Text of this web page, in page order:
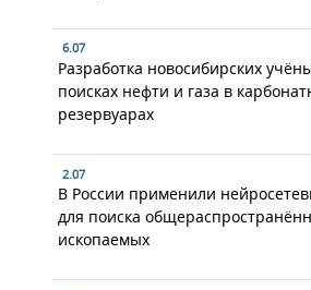
6.07
Разработка новосибирских
поисках нефти и газа в
резервуарах
2.07
В России применили
для поиска
ископаемых